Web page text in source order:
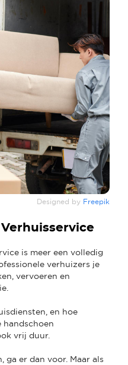
Designed by Freepik
is meer een volledig
verhuizers je
vervoeren en
en hoe
handschoen
vrij duur.
ga er dan voor. Maar als